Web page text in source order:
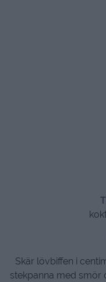
Skär lövbiffen i
stekpanna med smör